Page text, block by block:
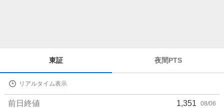
詳
値
東証 夜間PTS
リアルタイム表示
前日終値 1,351 08/06